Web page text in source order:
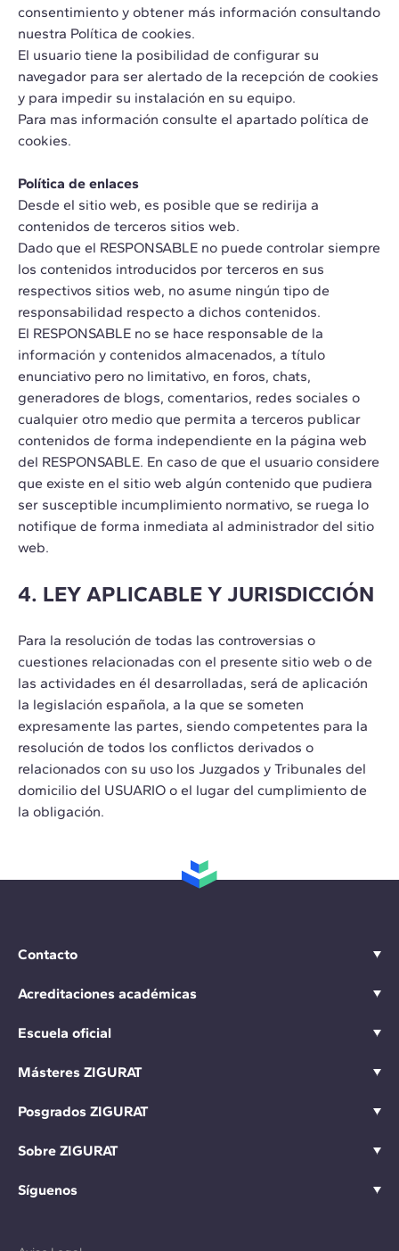
consentimiento y obtener más información consultando
nuestra Política de cookies.
El usuario tiene la posibilidad de configurar su
navegador para ser alertado de la recepción de cookies
y para impedir su instalación en su equipo.
Para mas información consulte el apartado política de
cookies.
Política de enlaces
Desde el sitio web, es posible que se redirija a
contenidos de terceros sitios web.
Dado que el RESPONSABLE no puede controlar siempre
los contenidos introducidos por terceros en sus
respectivos sitios web, no asume ningún tipo de
responsabilidad respecto a dichos contenidos.
El RESPONSABLE no se hace responsable de la
información y contenidos almacenados, a título
enunciativo pero no limitativo, en foros, chats,
generadores de blogs, comentarios, redes sociales o
cualquier otro medio que permita a terceros publicar
contenidos de forma independiente en la página web
del RESPONSABLE. En caso de que el usuario considere
que existe en el sitio web algún contenido que pudiera
ser susceptible incumplimiento normativo, se ruega lo
notifique de forma inmediata al administrador del sitio
web.
4. LEY APLICABLE Y JURISDICCIÓN
Para la resolución de todas las controversias o
cuestiones relacionadas con el presente sitio web o de
las actividades en él desarrolladas, será de aplicación
la legislación española, a la que se someten
expresamente las partes, siendo competentes para la
resolución de todos los conflictos derivados o
relacionados con su uso los Juzgados y Tribunales del
domicilio del USUARIO o el lugar del cumplimiento de
la obligación.
Contacto
Acreditaciones académicas
Escuela oficial
Másteres ZIGURAT
Posgrados ZIGURAT
Sobre ZIGURAT
Síguenos